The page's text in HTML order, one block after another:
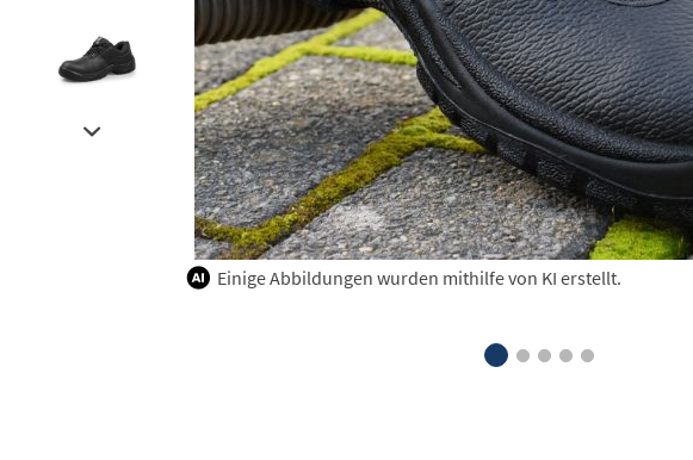
Einige Abbildungen wurden mithilfe von KI erstellt.